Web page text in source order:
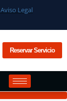
Aviso Legal
Reservar Servicio